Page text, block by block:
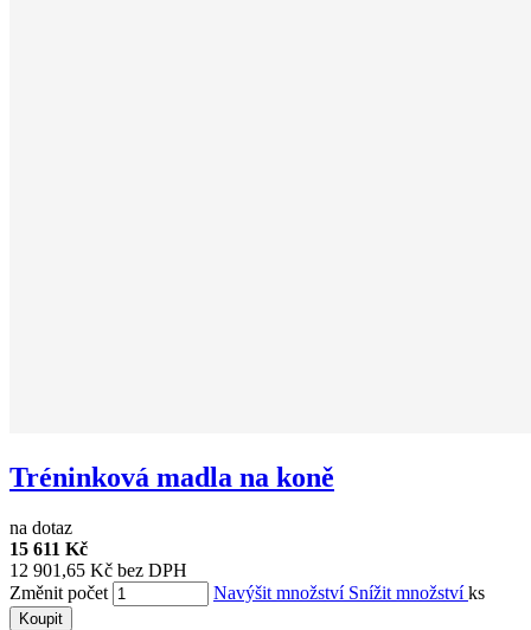
Tréninková madla na koně
na dotaz
15 611 Kč
12 901,65 Kč bez DPH
Změnit počet
Navýšit množství Snížit množstvíks
Koupit